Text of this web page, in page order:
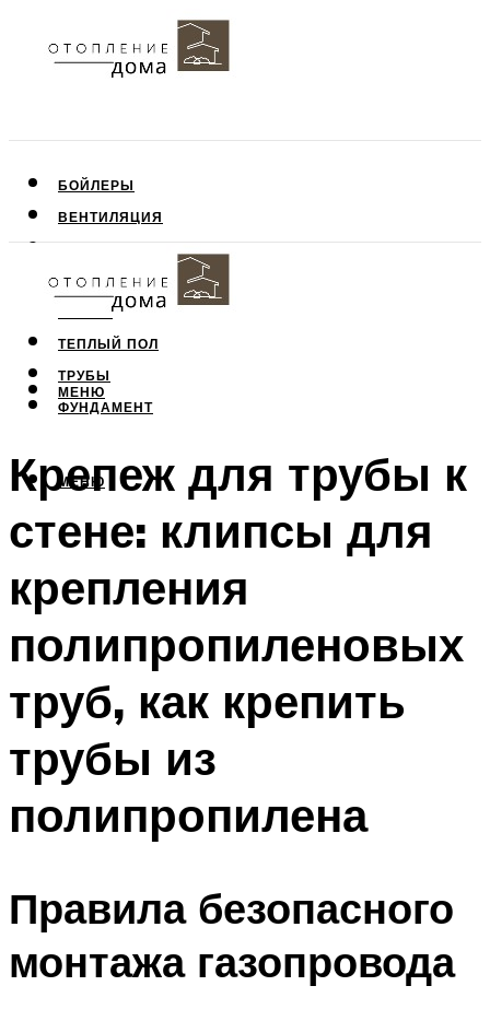
БОЙЛЕРЫ
ВЕНТИЛЯЦИЯ
ПОТОЛОК
СТЕНЫ
ТЕПЛЫЙ ПОЛ
ТРУБЫ
ФУНДАМЕНТ
МЕНЮ
МЕНЮ
Крепеж для трубы к
стене: клипсы для
крепления
полипропиленовых
труб, как крепить
трубы из
полипропилена
Правила безопасного
монтажа газопровода